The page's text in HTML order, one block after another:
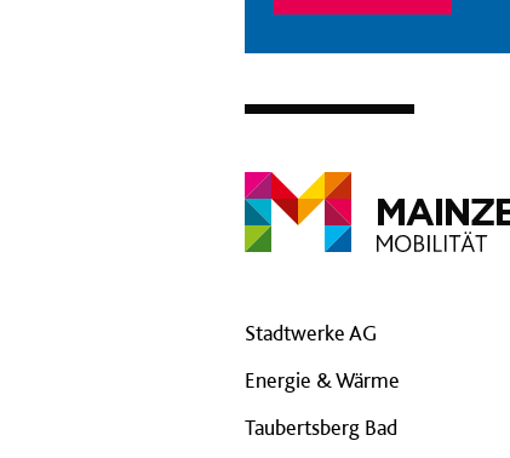
Stadtwerke AG
Energie & Wärme
Taubertsberg Bad